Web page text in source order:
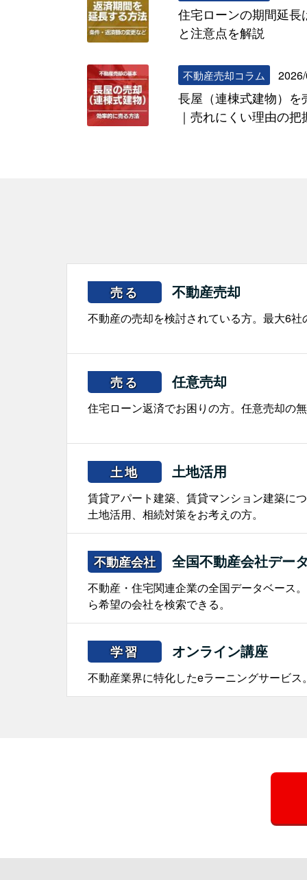
住宅ローンの期間延
と注意点を解説
不動産売却コラム
長屋（連棟式建物）
｜売れにくい理由の
売る 不動産売却
不動産の売却を検討されている方。最大6
売る 任意売却
住宅ローン返済でお困りの方。任意売却の
土地 土地活用
賃貸アパート建築、賃貸マンション建築に
土地活用、相続対策をお考えの方。
不動産会社 全国不動産会社デー
不動産・住宅関連企業の全国データベース
ら希望の会社を検索できる。
学習 オンライン講座
不動産業界に特化したeラーニングサービス